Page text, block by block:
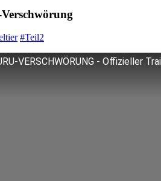
#Teil2
VERSCHWÖRUNG - Offizieller